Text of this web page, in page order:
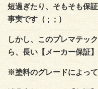
短過ぎたり、そもそも保
事実です（ ; ; ）
しかし、このプレマテッ
ら、長い【メーカー保証
※塗料のグレードによっ